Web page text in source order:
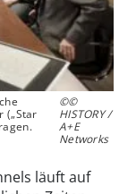
(„Star
©©
HISTORY /
A+E
Networks
läuft auf